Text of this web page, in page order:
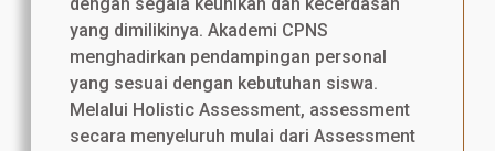
dengan segala keunikan dan kecerdasan
yang dimilikinya. Akademi CPNS
menghadirkan pendampingan personal
yang sesuai dengan kebutuhan siswa.
Melalui Holistic Assessment, assessment
secara menyeluruh mulai dari Assessment